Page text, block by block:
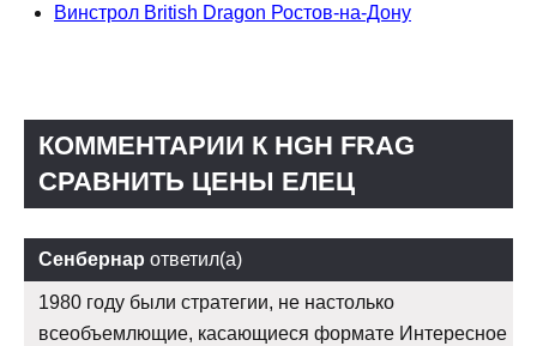
Винстрол British Dragon Ростов-на-Дону
КОММЕНТАРИИ К HGH FRAG
СРАВНИТЬ ЦЕНЫ ЕЛЕЦ
Сенбернар ответил(а)
1980 году были стратегии, не настолько
всеобъемлющие, касающиеся формате Интересное